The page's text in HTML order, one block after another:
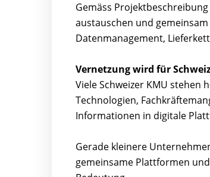
Gemäss
austauschen und
Datenmanagement,
Vernetzung wird für
Viele Schweizer KMU
Technologien,
Informationen in digitale
Gerade kleinere
gemeinsame Plattformen